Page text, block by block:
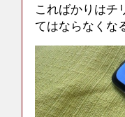
こればかりはチ
てはならなくな